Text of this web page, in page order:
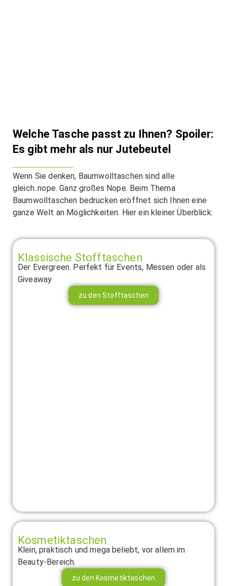
Welche Tasche passt zu Ihnen? Spoiler:
Es gibt mehr als nur Jutebeutel
Wenn Sie denken, Baumwolltaschen sind alle
gleich..nope. Ganz großes Nope. Beim Thema
Baumwolltaschen bedrucken eröffnet sich Ihnen eine
ganze Welt an Möglichkeiten. Hier ein kleiner Überblick:
Klassische Stofftaschen
Der Evergreen. Perfekt für Events, Messen oder als
Giveaway
zu den Stofftaschen
Kosmetiktaschen
Klein, praktisch und mega beliebt, vor allem im
Beauty-Bereich.
zu den Kosmetiktaschen